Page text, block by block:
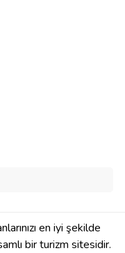
en iyi şekilde
bir turizm sitesidir.